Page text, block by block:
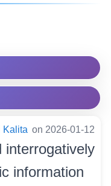
Kalita on 2026-01-12
interrogatively
information